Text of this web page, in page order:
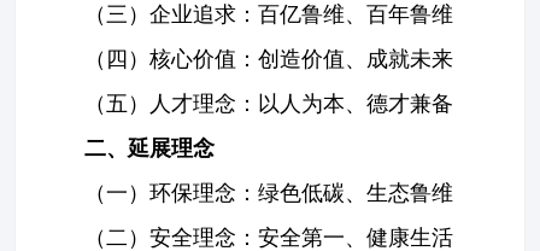
（三）企业追求：百亿鲁维、百年鲁维
（四）核心价值：创造价值、成就未来
（五）人才理念：以人为本、德才兼备
二、延展理念
（一）环保理念：绿色低碳、生态鲁维
（二）安全理念：安全第一、健康生活